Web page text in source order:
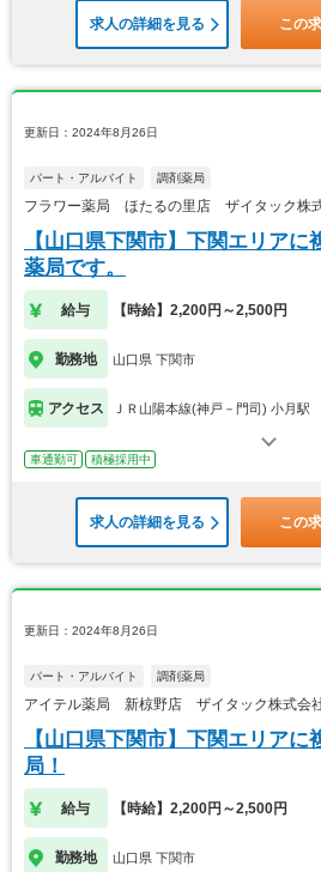
求人の詳細を見る この
更新日：2024年8月26日
パート・アルバイト 調剤薬局
フラワー薬局 ほたるの里店 ザイタック株
【山口県下関市】下関エリアに
薬局です。
給与 【時給】2,200円～2,500円
勤務地 山口県 下関市
アクセス ＪＲ山陽本線(神戸－門司) 小月駅
車通勤可 積極採用中
求人の詳細を見る この
更新日：2024年8月26日
パート・アルバイト 調剤薬局
アイテル薬局 新椋野店 ザイタック株式会
【山口県下関市】下関エリア
局！
給与 【時給】2,200円～2,500円
勤務地 山口県 下関市